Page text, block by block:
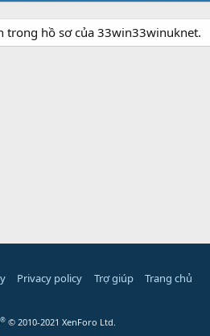
trong hồ sơ của 33win33winuknet.
Privacy policy Trợ giúp Trang chủ
® © 2010-2021 XenForo Ltd.